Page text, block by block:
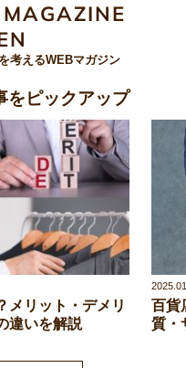
MAGAZINE
考えるWEBマガジン
をピックアップ
メリット・デメリ
違いを解説
百貨
質・